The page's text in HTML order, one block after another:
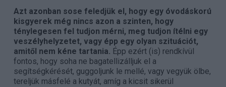
Azt azonban sose feledjük el, hogy egy óvodáskorú
kisgyerek még nincs azon a szinten, hogy
ténylegesen fel tudjon mérni, meg tudjon ítélni egy
veszélyhelyzetet, vagy épp egy olyan szituációt,
amitől nem kéne tartania. Épp ezért (is) rendkívül
fontos, hogy soha ne bagatellizálljuk el a
segítségkérését, guggoljunk le mellé, vagy vegyük ölbe,
tereljük másfelé a kutyát, amíg a kicsit sikerül